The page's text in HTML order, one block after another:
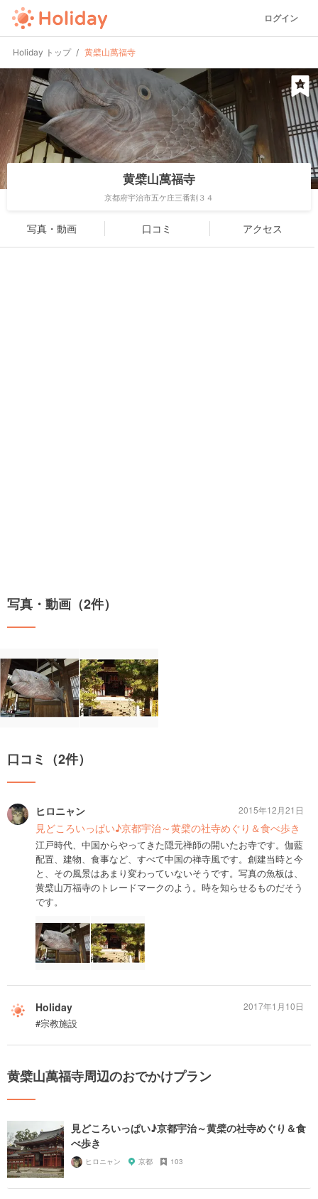
ログイン
Holiday トップ 黄檗山萬福寺
黄檗山萬福寺
京都府宇治市五ケ庄三番割３４
写真・動画 口コミ アクセス
写真・動画（2件）
口コミ（2件）
ヒロニャン
見どころいっぱい♪京都宇治～黄檗の社寺めぐり＆食べ歩き
江戸時代、中国からやってきた隠元禅師の開いたお寺です。伽藍
配置、建物、食事など、すべて中国の禅寺風です。創建当時と今
と、その風景はあまり変わっていないそうです。写真の魚板は、
黄檗山万福寺のトレードマークのよう。時を知らせるものだそう
です。
2015年12月21日
Holiday
#宗教施設
2017年1月10日
黄檗山萬福寺周辺のおでかけプラン
見どころいっぱい♪京都宇治～黄檗の社寺めぐり＆食
べ歩き
ヒロニャン 京都 103